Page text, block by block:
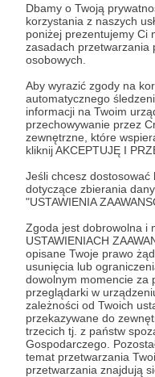
Dbamy o Twoją
korzystania z naszych
poniżej prezentujemy Ci
zasadach przetwarzania
osobowych.
Aby wyrazić zgody na
automatycznego
informacji na Twoim
przechowywanie przez
zewnętrzne, które
kliknij AKCEPTUJĘ I
Jeśli chcesz
dotyczące zbierania
"USTAWIENIA
Zgoda jest dobrowolna i
USTAWIENIACH
opisane Twoje prawo
usunięcia lub
dowolnym momencie za
przeglądarki w
zależności od Twoich
przekazywane do
trzecich tj. z państw
Gospodarczego.
temat przetwarzania
przetwarzania znajdują
jest po przekazaniu
założenie konta przez
dostępny jest na stronie
* Zapoznałem się i
* Wyrażam zgodę na
osobowych podanych
prawidłowego
Wyrażam zgodę na
informacji handlowych
zmieniona w